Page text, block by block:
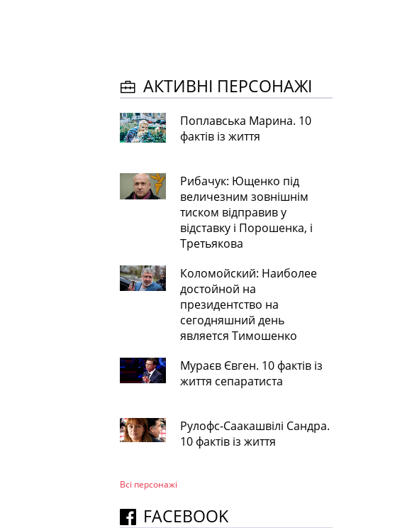
АКТИВНІ ПЕРСОНАЖІ
Поплавська Марина. 10
фактів із життя
Рибачук: Ющенко під
величезним зовнішнім
тиском відправив у
відставку і Порошенка, і
Третьякова
Коломойский: Наиболее
достойной на
президентство на
сегодняшний день
является Тимошенко
Мураєв Євген. 10 фактів із
життя сепаратиста
Рулофс-Саакашвілі Сандра.
10 фактів із життя
Всі персонажi
FACEBOOK